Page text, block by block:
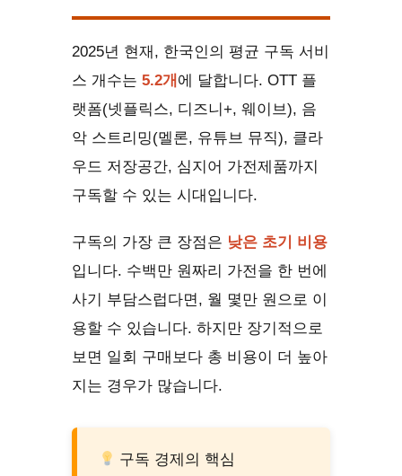
2025년 현재, 한국인의 평균 구독 서비
스 개수는 5.2개 에 달합니다. OTT 플
랫폼(넷플릭스, 디즈니+, 웨이브), 음
악 스트리밍(멜론, 유튜브 뮤직), 클라
우드 저장공간, 심지어 가전제품까지
구독할 수 있는 시대입니다.
구독의 가장 큰 장점은 낮은 초기 비용
입니다. 수백만 원짜리 가전을 한 번에
사기 부담스럽다면, 월 몇만 원으로 이
용할 수 있습니다. 하지만 장기적으로
보면 일회 구매보다 총 비용이 더 높아
지는 경우가 많습니다.
구독 경제의 핵심